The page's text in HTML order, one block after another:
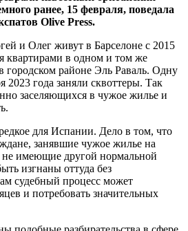
ранее, 15 февраля, поведала
Olive Press.
и Олег живут в Барселоне с 2015
квартирами в одном и том же
городском районе Эль Раваль. Одну
2023 года заняли сквоттеры. Так
заселяющихся в чужое жилье и
для Испании. Дело в том, что
занявшие чужое жилье на
не имеющие другой нормальной
изгнаны оттуда без
судебный процесс может
и потребовать значительных